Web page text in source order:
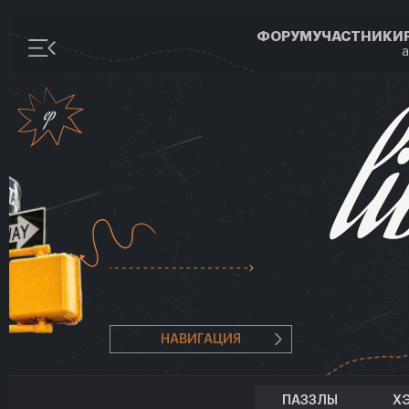
ФОРУМУЧАСТНИКИ
НАВИГАЦИЯ
ПАЗЗЛЫ